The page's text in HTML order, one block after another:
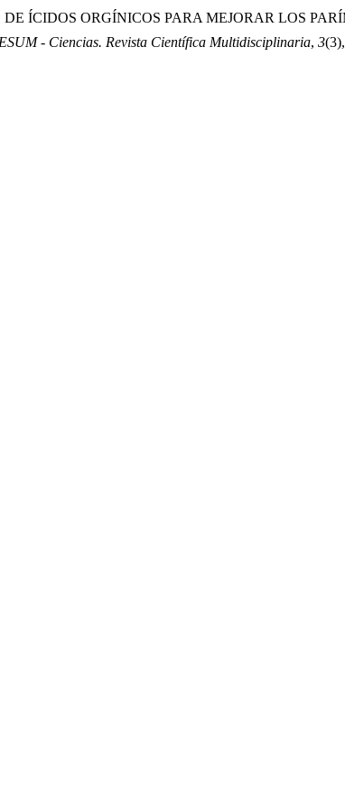
ÍCIDOS ORGÍNICOS PARA MEJORAR LOS
- Ciencias. Revista Científica Multidisciplinaria, 3